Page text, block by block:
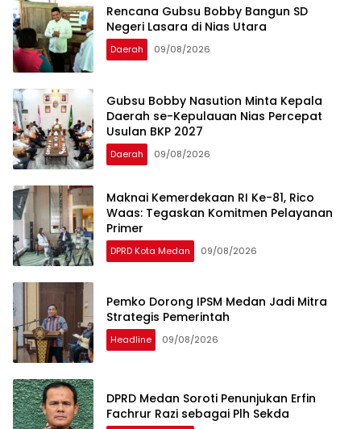
Rencana Gubsu Bobby Bangun SD
Negeri Lasara di Nias Utara
Daerah 09/08/2026
Gubsu Bobby Nasution Minta Kepala
Daerah se-Kepulauan Nias Percepat
Usulan BKP 2027
Daerah 09/08/2026
Maknai Kemerdekaan RI Ke-81, Rico
Waas: Tegaskan Komitmen Pelayanan
Primer
DPRD Kota Medan 09/08/2026
Pemko Dorong IPSM Medan Jadi Mitra
Strategis Pemerintah
Headline 09/08/2026
DPRD Medan Soroti Penunjukan Erfin
Fachrur Razi sebagai Plh Sekda